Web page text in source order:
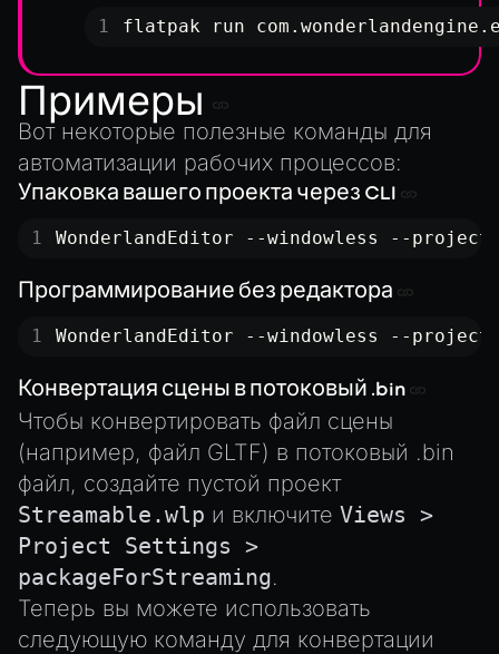
flatpak run
Примеры
Вот некоторые полезные команды для
автоматизации рабочих процессов:
Упаковка вашего проекта через CLI
WonderlandEditor --windowless --project
Программирование без редактора
WonderlandEditor --windowless --
Конвертация сцены в потоковый .bin
Чтобы конвертировать файл сцены
(например, файл GLTF) в потоковый .bin
файл, создайте пустой проект
Streamable.wlp и включите Views >
Project Settings >
packageForStreaming.
Теперь вы можете использовать
следующую команду для конвертации
CBORReader
DefaultPropertyCloner
GLTFExtensions
math
RetainEmitter